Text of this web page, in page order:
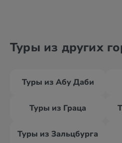
Туры из других
Туры из Абу Даби
Туры из Граца
Туры из Зальцбурга